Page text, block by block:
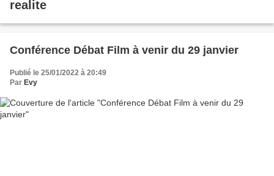
realite
Conférence Débat Film à venir du 29 janvier
Publié le 25/01/2022 à 20:49
Par Evy